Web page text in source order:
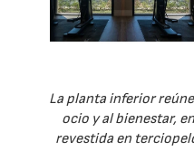
La planta inferior
ocio y al bienestar,
revestida en